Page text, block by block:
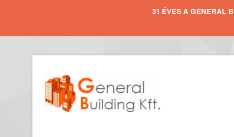
31 ÉVES A GENERAL